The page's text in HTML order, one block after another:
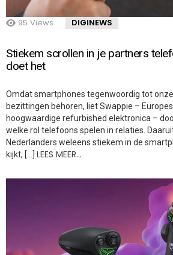
95 Views DIGINEWS
Stiekem scrollen in je partners
doet het
Omdat smartphones tegenwoordig tot
bezittingen behoren, liet Swappie –
hoogwaardige refurbished elektronica –
welke rol telefoons spelen in relaties.
Nederlanders weleens stiekem in de
kijkt, […] LEES MEER…